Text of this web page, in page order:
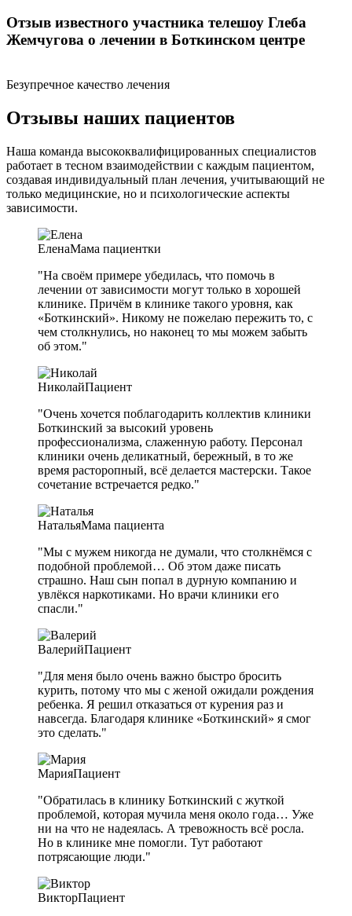
Отзыв известного участника телешоу Глеба
Жемчугова о лечении в Боткинском центре
Безупречное качество лечения
Отзывы наших пациентов
Наша команда высококвалифицированных специалистов
работает в тесном взаимодействии с каждым пациентом,
создавая индивидуальный план лечения, учитывающий не
только медицинские, но и психологические аспекты
зависимости.
ЕленаМама пациентки
"На своём примере убедилась, что помочь в
лечении от зависимости могут только в хорошей
клинике. Причём в клинике такого уровня, как
«Боткинский». Никому не пожелаю пережить то, с
чем столкнулись, но наконец то мы можем забыть
об этом."
НиколайПациент
"Очень хочется поблагодарить коллектив клиники
Боткинский за высокий уровень
профессионализма, слаженную работу. Персонал
клиники очень деликатный, бережный, в то же
время расторопный, всё делается мастерски. Такое
сочетание встречается редко."
НатальяМама пациента
"Мы с мужем никогда не думали, что столкнёмся с
подобной проблемой… Об этом даже писать
страшно. Наш сын попал в дурную компанию и
увлёкся наркотиками. Но врачи клиники его
спасли."
ВалерийПациент
"Для меня было очень важно быстро бросить
курить, потому что мы с женой ожидали рождения
ребенка. Я решил отказаться от курения раз и
навсегда. Благодаря клинике «Боткинский» я смог
это сделать."
МарияПациент
"Обратилась в клинику Боткинский с жуткой
проблемой, которая мучила меня около года… Уже
ни на что не надеялась. А тревожность всё росла.
Но в клинике мне помогли. Тут работают
потрясающие люди."
ВикторПациент